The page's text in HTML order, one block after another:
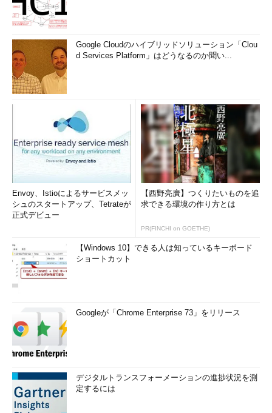
Google Cloudのハイブリッドソリューション「Clou
d Services Platform」はどうなるのか聞い...
Envoy、Istioによるサービスメッ
シュのスタートアップ、Tetrateが
正式デビュー
【西野亮廣】つくりたいものを追
求できる環境の作り方とは
PR(FINCHI on GOETHE)
【Windows 10】できる人は知っているキーボード
ショートカット
Googleが「Chrome Enterprise 73」をリリース
デジタルトランスフォーメーションの進捗状況を測
定するには